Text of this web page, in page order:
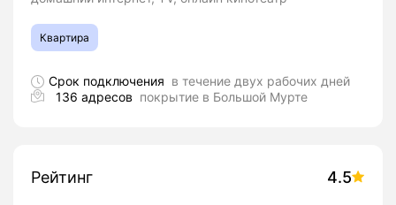
Квартира
Срок подключения в течение двух рабочих дней
136 адресов покрытие в Большой Мурте
Рейтинг 4.5